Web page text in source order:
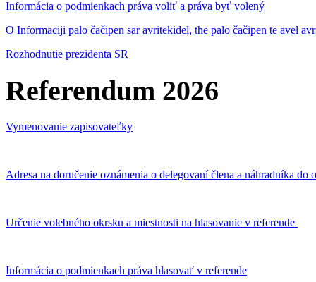
Informácia o podmienkach práva voliť a práva byť volený
O Informaciji palo čačipen sar avritekidel, the palo čačipen te avel
Rozhodnutie prezidenta SR
Referendum 2026
Vymenovanie zapisovateľky
Adresa na doručenie oznámenia o delegovaní člena a náhradníka
Určenie volebného okrsku a miestnosti na hlasovanie v referende
Informácia o podmienkach práva hlasovať v referende